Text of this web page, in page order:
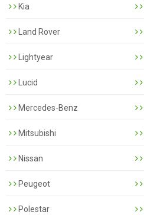
Kia
Land Rover
Lightyear
Lucid
Mercedes-Benz
Mitsubishi
Nissan
Peugeot
Polestar